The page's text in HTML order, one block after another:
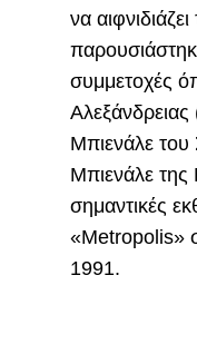
να
συμμετοχές
Μπιενάλε
Μπιενάλε της
σημαντικές
«Μetropolis»
1991.